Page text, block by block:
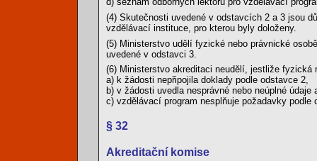
(4) Skutečnosti uvedené v odstavcích 2 a 3 jsou
vzdělávací instituce, pro kterou byly doloženy.
(5) Ministerstvo udělí fyzické nebo právnické
uvedené v odstavci 3.
(6) Ministerstvo akreditaci neudělí, jestliže fyzická
a) k žádosti nepřipojila doklady podle odstavce 2,
b) v žádosti uvedla nesprávné nebo neúplné
c) vzdělávací program nesplňuje požadavky podle
§ 32
Akreditační komise